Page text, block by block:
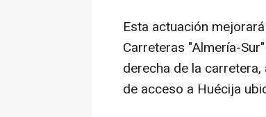
Esta actuación
Carreteras "Almería-
derecha de la
de acceso a Huécija